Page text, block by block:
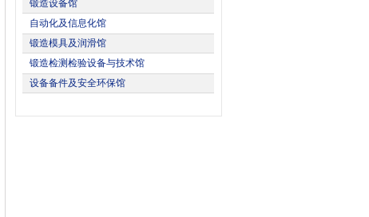
锻造设备馆
自动化及信息化馆
锻造模具及润滑馆
锻造检测检验设备与技术馆
设备备件及安全环保馆